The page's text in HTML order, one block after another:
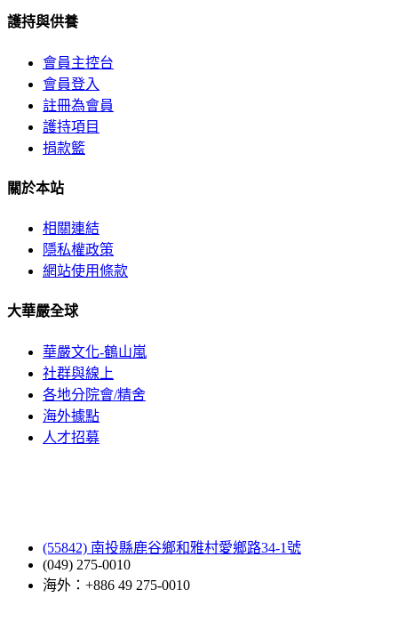
護持與供養
會員主控台
會員登入
註冊為會員
護持項目
捐款籃
關於本站
相關連結
隱私權政策
網站使用條款
大華嚴全球
華嚴文化-鶴山嵐
社群與線上
各地分院會/精舍
海外據點
人才招募
(55842) 南投縣鹿谷鄉和雅村愛鄉路34-1號
(049) 275-0010
海外：+886 49 275-0010